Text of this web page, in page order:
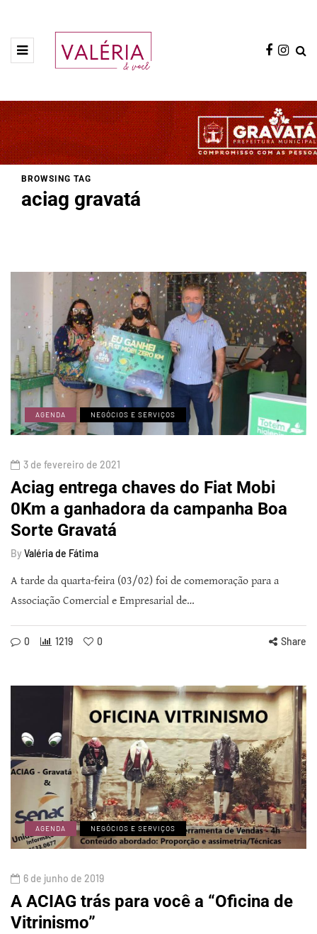
BROWSING TAG
aciag gravatá
AGENDA NEGÓCIOS E SERVIÇOS
3 de fevereiro de 2021
Aciag entrega chaves do Fiat Mobi
0Km a ganhadora da campanha Boa
Sorte Gravatá
By Valéria de Fátima
A tarde da quarta-feira (03/02) foi de comemoração para a
Associação Comercial e Empresarial de…
0 1219 0 Share
AGENDA NEGÓCIOS E SERVIÇOS
6 de junho de 2019
A ACIAG trás para você a “Oficina de
Vitrinismo”